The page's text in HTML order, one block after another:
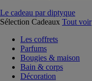
Le cadeau par diptyque
Sélection Cadeaux Tout voir
Les coffrets
Parfums
Bougies & maison
Bain & corps
Décoration